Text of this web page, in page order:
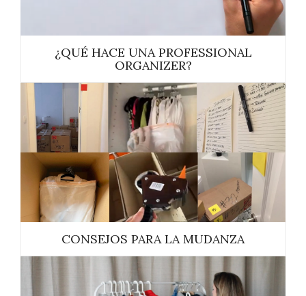
¿QUÉ HACE UNA PROFESSIONAL
ORGANIZER?
CONSEJOS PARA LA MUDANZA